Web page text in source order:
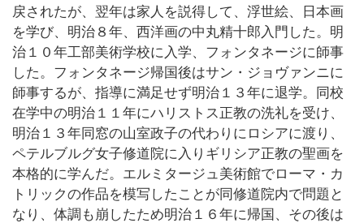
戻されたが、翌年は家人を説得して、浮世絵、日本画
を学び、明治８年、西洋画の中丸精十郎入門した。明
治１０年工部美術学校に入学、フォンタネージに師事
した。フォンタネージ帰国後はサン・ジョヴァンニに
師事するが、指導に満足せず明治１３年に退学。同校
在学中の明治１１年にハリストス正教の洗礼を受け、
明治１３年同窓の山室政子の代わりにロシアに渡り、
ペテルブルグ女子修道院に入りギリシア正教の聖画を
本格的に学んだ。エルミタージュ美術館でローマ・カ
トリックの作品を模写したことが同修道院内で問題と
なり、体調も崩したため明治１６年に帰国、その後は